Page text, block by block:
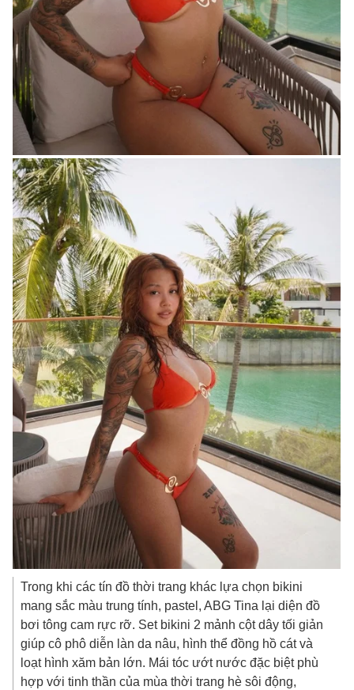
Trong khi các tín đồ thời trang khác lựa chọn bikini
mang sắc màu trung tính, pastel, ABG Tina lại diện đồ
bơi tông cam rực rỡ. Set bikini 2 mảnh cột dây tối giản
giúp cô phô diễn làn da nâu, hình thể đồng hồ cát và
loạt hình xăm bản lớn. Mái tóc ướt nước đặc biệt phù
hợp với tinh thần của mùa thời trang hè sôi động,